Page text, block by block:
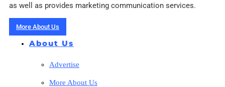
as well as provides marketing communication services.
More About Us
About Us
Advertise
More About Us